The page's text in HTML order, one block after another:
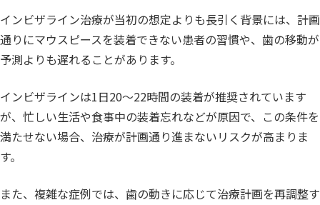
インビザライン治療が当初の想定よりも長引く背景には、計画
通りにマウスピースを装着できない患者の習慣や、歯の移動が
予測よりも遅れることがあります。
インビザラインは1日20〜22時間の装着が推奨されています
が、忙しい生活や食事中の装着忘れなどが原因で、この条件を
満たせない場合、治療が計画通り進まないリスクが高まりま
す。
また、複雑な症例では、歯の動きに応じて治療計画を再調整す